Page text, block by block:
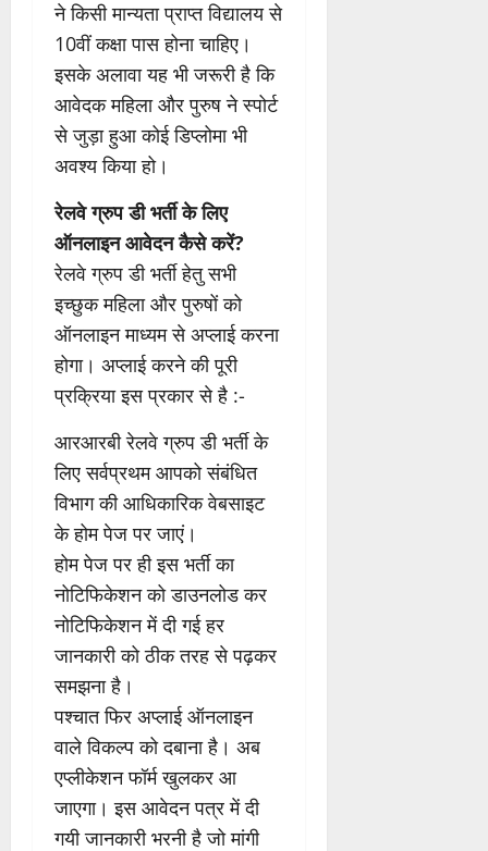
ने किसी मान्यता प्राप्त विद्यालय से
10वीं कक्षा पास होना चाहिए।
इसके अलावा यह भी जरूरी है कि
आवेदक महिला और पुरुष ने स्पोर्ट
से जुड़ा हुआ कोई डिप्लोमा भी
अवश्य किया हो।
रेलवे ग्रुप डी भर्ती के लिए
ऑनलाइन आवेदन कैसे करें?
रेलवे ग्रुप डी भर्ती हेतु सभी
इच्छुक महिला और पुरुषों को
ऑनलाइन माध्यम से अप्लाई करना
होगा। अप्लाई करने की पूरी
प्रक्रिया इस प्रकार से है :-
आरआरबी रेलवे ग्रुप डी भर्ती के
लिए सर्वप्रथम आपको संबंधित
विभाग की आधिकारिक वेबसाइट
के होम पेज पर जाएं।
होम पेज पर ही इस भर्ती का
नोटिफिकेशन को डाउनलोड कर
नोटिफिकेशन में दी गई हर
जानकारी को ठीक तरह से पढ़कर
समझना है।
पश्चात फिर अप्लाई ऑनलाइन
वाले विकल्प को दबाना है। अब
एप्लीकेशन फॉर्म खुलकर आ
जाएगा। इस आवेदन पत्र में दी
गयी जानकारी भरनी है जो मांगी